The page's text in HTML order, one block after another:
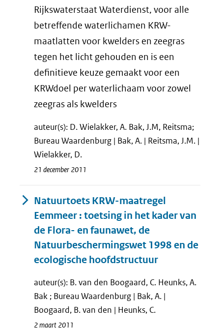
Rijkswaterstaat Waterdienst, voor alle
betreffende waterlichamen KRW-
maatlatten voor kwelders en zeegras
tegen het licht gehouden en is een
definitieve keuze gemaakt voor een
KRWdoel per waterlichaam voor zowel
zeegras als kwelders
auteur(s): D. Wielakker, A. Bak, J.M, Reitsma;
Bureau Waardenburg | Bak, A. | Reitsma, J.M. |
Wielakker, D.
21 december 2011
Natuurtoets KRW-maatregel
Eemmeer : toetsing in het kader van
de Flora- en faunawet, de
Natuurbeschermingswet 1998 en de
ecologische hoofdstructuur
auteur(s): B. van den Boogaard, C. Heunks, A.
Bak ; Bureau Waardenburg | Bak, A. |
Boogaard, B. van den | Heunks, C.
2 maart 2011